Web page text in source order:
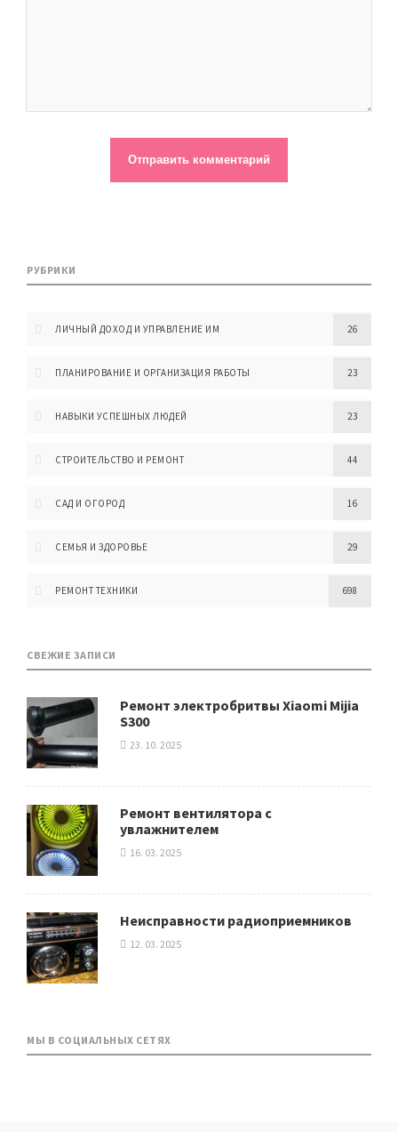
РУБРИКИ
ЛИЧНЫЙ ДОХОД И УПРАВЛЕНИЕ ИМ 26
ПЛАНИРОВАНИЕ И ОРГАНИЗАЦИЯ РАБОТЫ 23
НАВЫКИ УСПЕШНЫХ ЛЮДЕЙ 23
СТРОИТЕЛЬСТВО И РЕМОНТ 44
САД И ОГОРОД 16
СЕМЬЯ И ЗДОРОВЬЕ 29
РЕМОНТ ТЕХНИКИ 698
СВЕЖИЕ ЗАПИСИ
Ремонт электробритвы Xiaomi Mijia
S300
23. 10. 2025
Ремонт вентилятора с
увлажнителем
16. 03. 2025
Неисправности радиоприемников
12. 03. 2025
МЫ В СОЦИАЛЬНЫХ СЕТЯХ